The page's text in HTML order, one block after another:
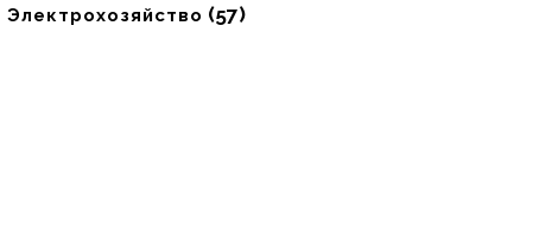
Электрохозяйство (57)